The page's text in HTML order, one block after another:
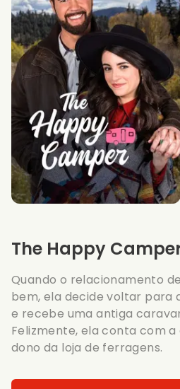
The Happy
Quando o relacionamento
bem, ela decide voltar para
e recebe uma antiga
Felizmente, ela conta com a
dono da loja de ferragens.